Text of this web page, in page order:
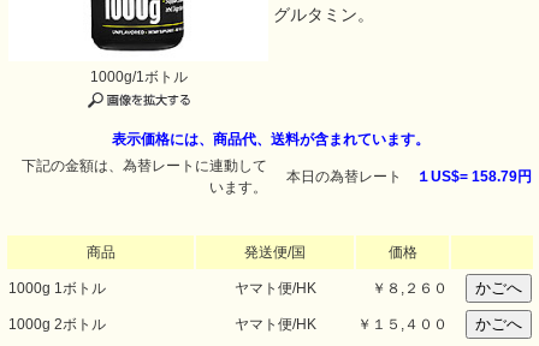
グルタミン。
1000g/1ボトル
表示価格には、商品代、送料が含まれています。
下記の金額は、為替レートに連動して
います。
本日の為替レート １US$= 158.79円
商品 発送便/国 価格
1000g 1ボトル ヤマト便/HK ￥ ８,２６０
1000g 2ボトル ヤマト便/HK ￥ １５,４００